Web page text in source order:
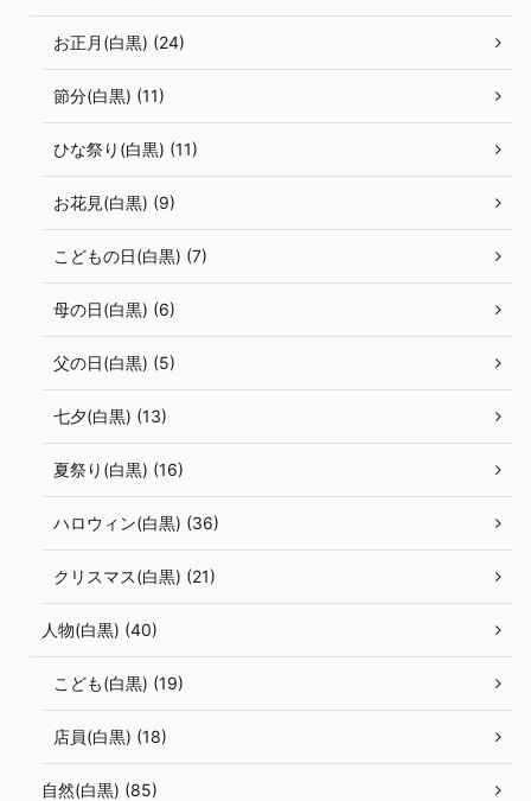
お正月(白黒) (24)
節分(白黒) (11)
ひな祭り(白黒) (11)
お花見(白黒) (9)
こどもの日(白黒) (7)
母の日(白黒) (6)
父の日(白黒) (5)
七夕(白黒) (13)
夏祭り(白黒) (16)
ハロウィン(白黒) (36)
クリスマス(白黒) (21)
人物(白黒) (40)
こども(白黒) (19)
店員(白黒) (18)
自然(白黒) (85)